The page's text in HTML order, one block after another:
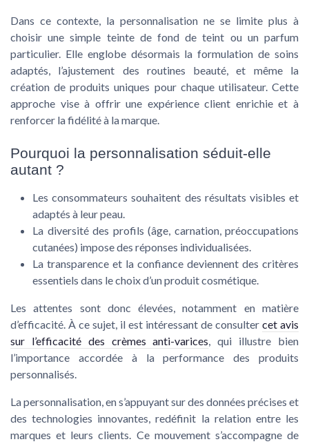
Dans ce contexte, la personnalisation ne se limite plus à
choisir une simple teinte de fond de teint ou un parfum
particulier. Elle englobe désormais la formulation de soins
adaptés, l’ajustement des routines beauté, et même la
création de produits uniques pour chaque utilisateur. Cette
approche vise à offrir une expérience client enrichie et à
renforcer la fidélité à la marque.
Pourquoi la personnalisation séduit-elle
autant ?
Les consommateurs souhaitent des résultats visibles et
adaptés à leur peau.
La diversité des profils (âge, carnation, préoccupations
cutanées) impose des réponses individualisées.
La transparence et la confiance deviennent des critères
essentiels dans le choix d’un produit cosmétique.
Les attentes sont donc élevées, notamment en matière
d’efficacité. À ce sujet, il est intéressant de consulter cet avis
sur l’efficacité des crèmes anti-varices, qui illustre bien
l’importance accordée à la performance des produits
personnalisés.
La personnalisation, en s’appuyant sur des données précises et
des technologies innovantes, redéfinit la relation entre les
marques et leurs clients. Ce mouvement s’accompagne de